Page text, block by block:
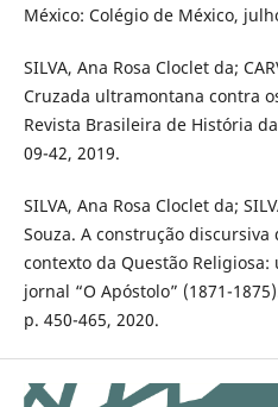
México: Colégio de México,
SILVA, Ana Rosa Cloclet da;
Cruzada ultramontana contra
Revista Brasileira de História
09-42, 2019.
SILVA, Ana Rosa Cloclet da;
Souza. A construção
contexto da Questão
jornal “O Apóstolo” (1871-
p. 450-465, 2020.